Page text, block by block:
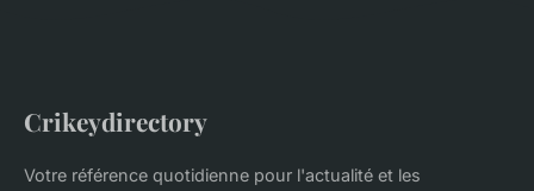
Crikeydirectory
Votre référence quotidienne pour l'actualité et les